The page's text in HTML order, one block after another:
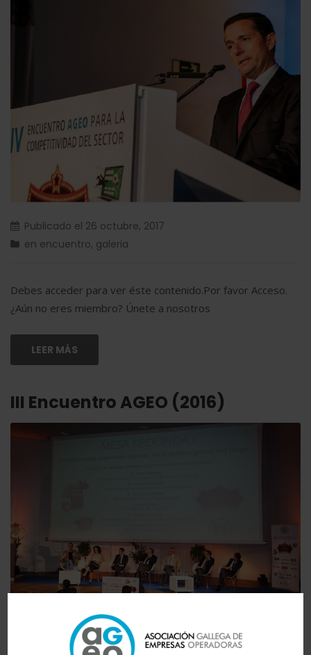
Publicado el 26 octubre, 2017
en encuentro, galeria
Debes acceder para ver éste contenido.Por favor Acceso.
¿Aún no eres miembro? Únete a nosotros
LEER MÁS
III Encuentro AGEO (2016)
Publicado el6 octubre, 2016 enencuentro